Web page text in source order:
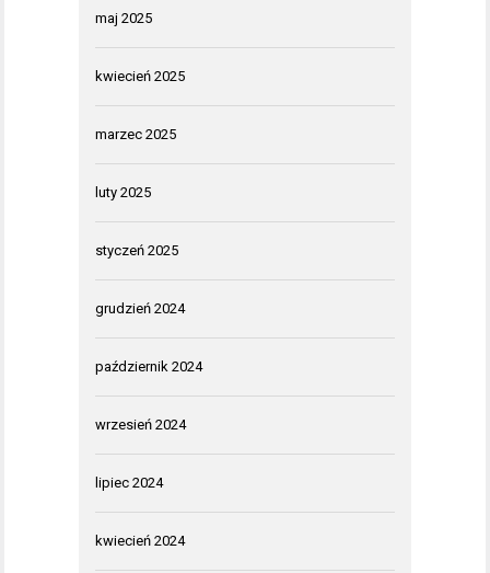
maj 2025
kwiecień 2025
marzec 2025
luty 2025
styczeń 2025
grudzień 2024
październik 2024
wrzesień 2024
lipiec 2024
kwiecień 2024